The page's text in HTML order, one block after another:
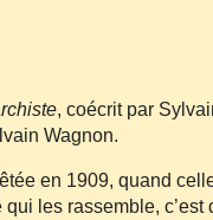
, coécrit par
Wagnon.
en 1909, quand
les rassemble, c’est